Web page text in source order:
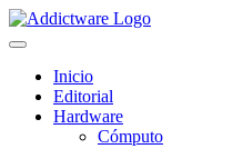
Inicio
Editorial
Hardware
Cómputo